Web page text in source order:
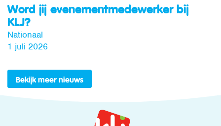
Word jij evenementmedewerker bij
KLJ?
Nationaal
1 juli 2026
Bekijk meer nieuws